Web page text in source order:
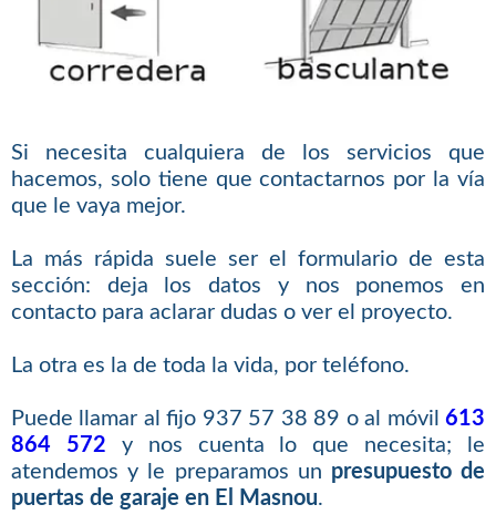
Si necesita cualquiera de los servicios que
hacemos, solo tiene que contactarnos por la vía
que le vaya mejor.
La más rápida suele ser el formulario de esta
sección: deja los datos y nos ponemos en
contacto para aclarar dudas o ver el proyecto.
La otra es la de toda la vida, por teléfono.
Puede llamar al fijo 937 57 38 89 o al móvil613
864 572 y nos cuenta lo que necesita; le
atendemos y le preparamos un presupuesto de
puertas de garaje en El Masnou.